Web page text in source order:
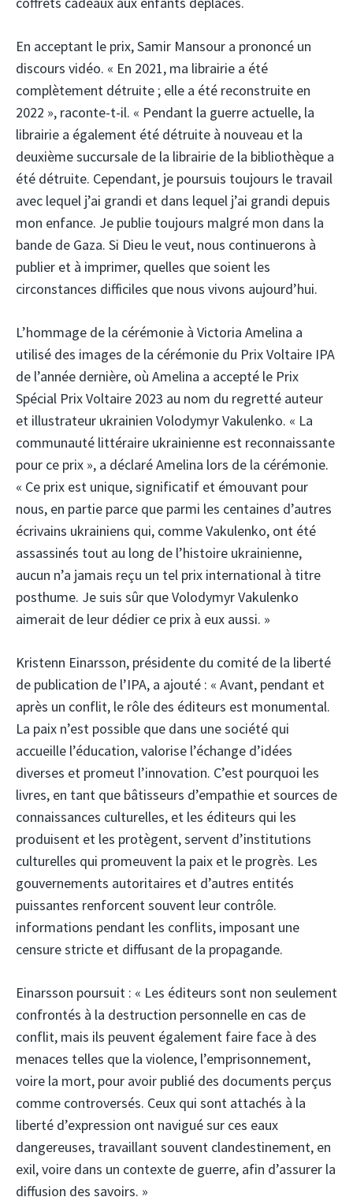
En acceptant le prix, Samir Mansour a prononcé un
discours vidéo. « En 2021, ma librairie a été
complètement détruite ; elle a été reconstruite en
2022 », raconte-t-il. « Pendant la guerre actuelle, la
librairie a également été détruite à nouveau et la
deuxième succursale de la librairie de la bibliothèque a
été détruite. Cependant, je poursuis toujours le travail
avec lequel j’ai grandi et dans lequel j’ai grandi depuis
mon enfance. Je publie toujours malgré mon dans la
bande de Gaza. Si Dieu le veut, nous continuerons à
publier et à imprimer, quelles que soient les
circonstances difficiles que nous vivons aujourd’hui.
L’hommage de la cérémonie à Victoria Amelina a
utilisé des images de la cérémonie du Prix Voltaire IPA
de l’année dernière, où Amelina a accepté le Prix
Spécial Prix Voltaire 2023 au nom du regretté auteur
et illustrateur ukrainien Volodymyr Vakulenko. « La
communauté littéraire ukrainienne est reconnaissante
pour ce prix », a déclaré Amelina lors de la cérémonie.
« Ce prix est unique, significatif et émouvant pour
nous, en partie parce que parmi les centaines d’autres
écrivains ukrainiens qui, comme Vakulenko, ont été
assassinés tout au long de l’histoire ukrainienne,
aucun n’a jamais reçu un tel prix international à titre
posthume. Je suis sûr que Volodymyr Vakulenko
aimerait de leur dédier ce prix à eux aussi. »
Kristenn Einarsson, présidente du comité de la liberté
de publication de l’IPA, a ajouté : « Avant, pendant et
après un conflit, le rôle des éditeurs est monumental.
La paix n’est possible que dans une société qui
accueille l’éducation, valorise l’échange d’idées
diverses et promeut l’innovation. C’est pourquoi les
livres, en tant que bâtisseurs d’empathie et sources de
connaissances culturelles, et les éditeurs qui les
produisent et les protègent, servent d’institutions
culturelles qui promeuvent la paix et le progrès. Les
gouvernements autoritaires et d’autres entités
puissantes renforcent souvent leur contrôle.
informations pendant les conflits, imposant une
censure stricte et diffusant de la propagande.
Einarsson poursuit : « Les éditeurs sont non seulement
confrontés à la destruction personnelle en cas de
conflit, mais ils peuvent également faire face à des
menaces telles que la violence, l’emprisonnement,
voire la mort, pour avoir publié des documents perçus
comme controversés. Ceux qui sont attachés à la
liberté d’expression ont navigué sur ces eaux
dangereuses, travaillant souvent clandestinement, en
exil, voire dans un contexte de guerre, afin d’assurer la
diffusion des savoirs. »